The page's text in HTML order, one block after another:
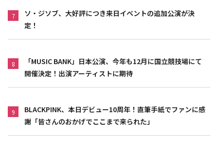
7
ソ・ジソブ、大好評につき来日イベントの追加公演が決
定！
8
「MUSIC BANK」日本公演、今年も12月に国立競技場にて
開催決定！出演アーティストに期待
9
BLACKPINK、本日デビュー10周年！直筆手紙でファンに感
謝「皆さんのおかげでここまで来られた」